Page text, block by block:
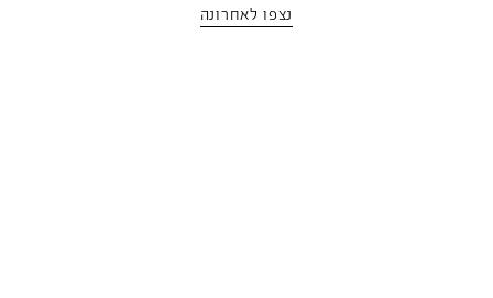
נצפו לאחרונה